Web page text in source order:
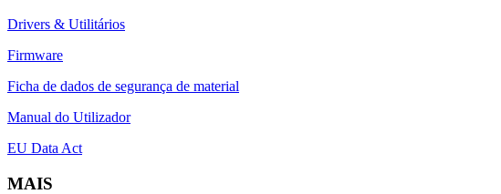
Drivers & Utilitários
Firmware
Ficha de dados de segurança de material
Manual do Utilizador
EU Data Act
MAIS